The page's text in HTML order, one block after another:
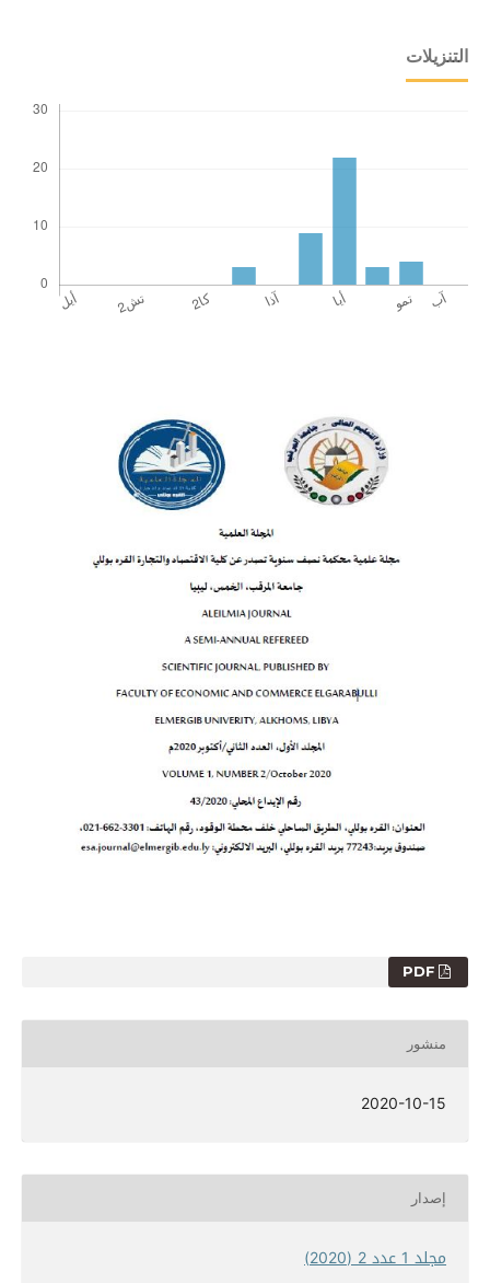
التنزيلات
PDF
منشور
2020-10-15
إصدار
مجلد 1 عدد 2 (2020)